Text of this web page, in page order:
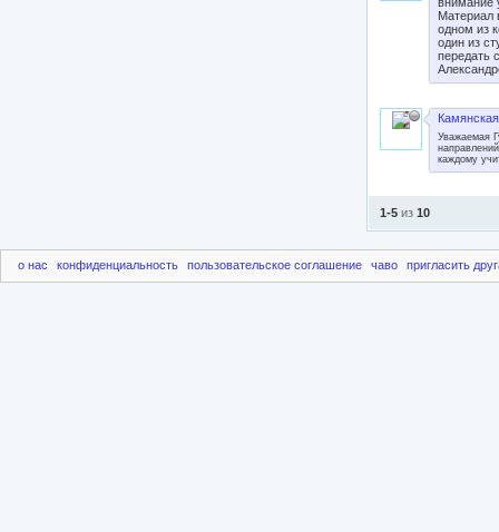
Материал
одном из
один из
передать
Уважаемая
каждому
1-5 из 10
о нас конфиденциальность пользовательское соглашение чаво пригласить